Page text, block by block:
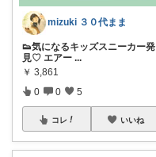
mizuki ３０代まま
👟気になるキッズスニーカー発
見♡ エアー ...
￥ 3,861
0 0 5
コレ いいね